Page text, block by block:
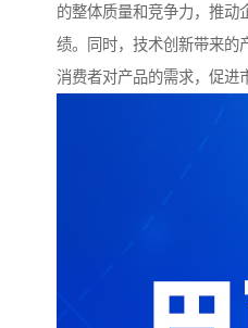
的整体质量和竞争力，推动
绩。同时，技术创新带来的
消费者对产品的需求，促进